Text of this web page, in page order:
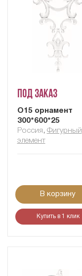
Под заказ
О15 орнамент
300*600*25
Россия , Фигурный
элемент
В корзину
Купить в 1 клик